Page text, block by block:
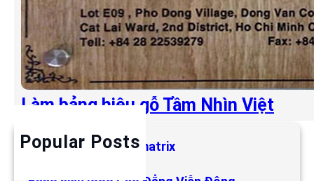
Làm bảng hiệu gỗ Tầm Nhìn Việt
Popular Posts
Làm bảng hiệu LED matrix